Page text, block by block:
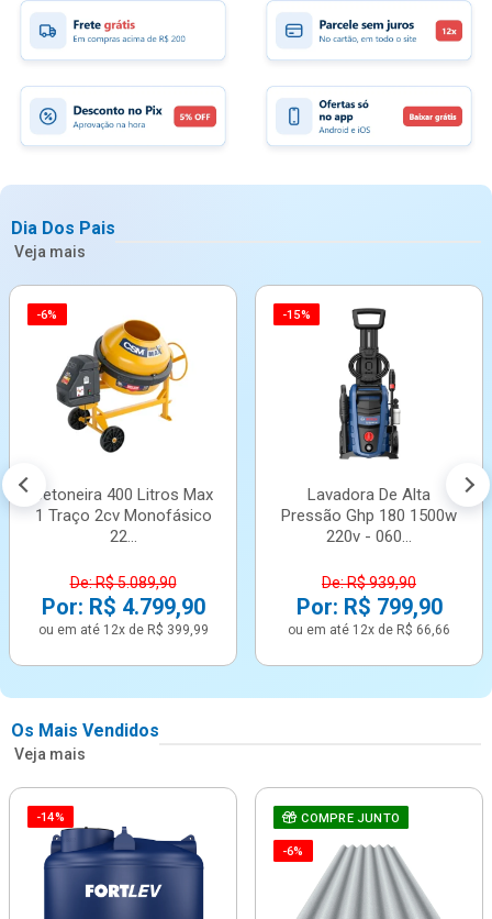
Dia Dos Pais
Veja mais
-6%
Betoneira 400 Litros Max
1 Traço 2cv Monofásico
22...
De: R$ 5.089,90
Por: R$ 4.799,90
ou em até 12x de R$ 399,99
-15%
Lavadora De Alta
Pressão Ghp 180 1500w
220v - 060...
De: R$ 939,90
Por: R$ 799,90
ou em até 12x de R$ 66,66
Os Mais Vendidos
Veja mais
-14% COMPRE JUNTO
-6%